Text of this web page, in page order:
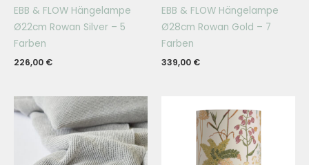
EBB & FLOW Hängelampe
Ø22cm Rowan Silver – 5
Farben
226,00 €
EBB & FLOW Hängelampe
Ø28cm Rowan Gold – 7
Farben
339,00 €